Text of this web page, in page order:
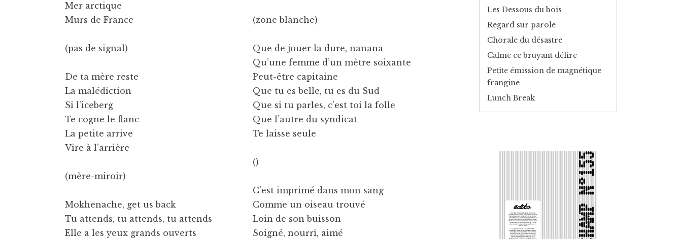
Mer arctique
Murs de France
(pas de signal)
De ta mère reste
La malédiction
Si l’iceberg
Te cogne le flanc
La petite arrive
Vire à l’arrière
(mère-miroir)
Mokhenache, get us back
Tu attends, tu attends, tu attends
Elle a les yeux grands ouverts
(zone blanche)
Que de jouer la dure, nanana
Qu’une femme d’un mètre soixante
Peut-être capitaine
Que tu es belle, tu es du Sud
Que si tu parles, c’est toi la folle
Que l’autre du syndicat
Te laisse seule
()
C’est imprimé dans mon sang
Comme un oiseau trouvé
Loin de son buisson
Soigné, nourri, aimé
Les Dessous du bois
Regard sur parole
Chorale du désastre
Calme ce bruyant délire
Petite émission de magnétique
frangine
Lunch Break